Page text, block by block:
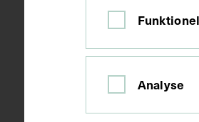
Kurzbeschreibung
Analyse